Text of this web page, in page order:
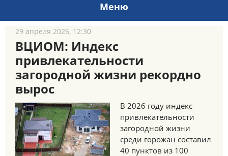
Меню
29 апреля 2026, 12:30
ВЦИОМ: Индекс
привлекательности
загородной жизни рекордно
вырос
В 2026 году индекс
привлекательности
загородной жизни
среди горожан составил
40 пунктов из 100